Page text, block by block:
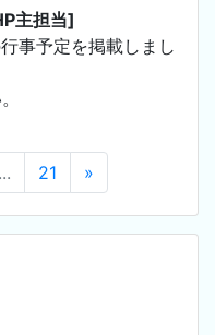
主担当]
事予定を掲載しまし
... 21 »